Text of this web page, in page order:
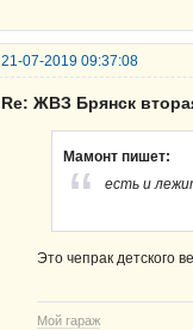
21-07-2019 09:37:08
Re: ЖВЗ Брянск
Мамонт пишет:
есть и
Это чепрак детского
Мой гараж